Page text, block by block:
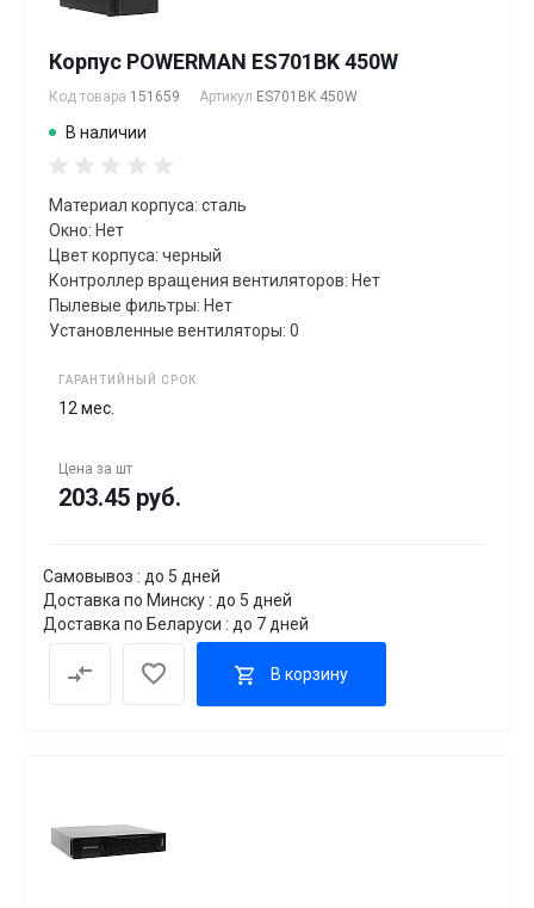
Корпус POWERMAN ES701BK 450W
Код товара 151659 Артикул ES701BK 450W
В наличии
Материал корпуса: сталь
Окно: Нет
Цвет корпуса: черный
Контроллер вращения вентиляторов: Нет
Пылевые фильтры: Нет
Установленные вентиляторы: 0
ГАРАНТИЙНЫЙ СРОК
12 мес.
Цена за шт
203.45 руб.
Самовывоз : до 5 дней
Доставка по Минску : до 5 дней
Доставка по Беларуси : до 7 дней
В корзину